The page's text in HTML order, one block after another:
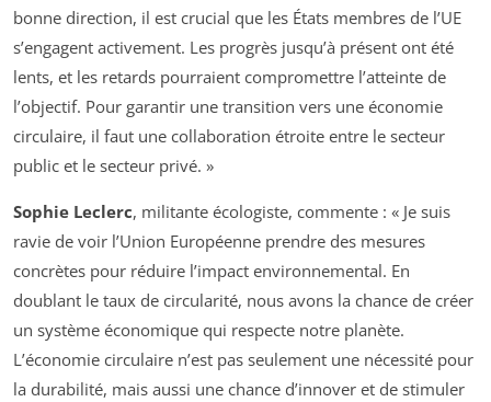
bonne direction, il est crucial que les États membres de l’UE
s’engagent activement. Les progrès jusqu’à présent ont été
lents, et les retards pourraient compromettre l’atteinte de
l’objectif. Pour garantir une transition vers une économie
circulaire, il faut une collaboration étroite entre le secteur
public et le secteur privé. »
Sophie Leclerc, militante écologiste, commente : « Je suis
ravie de voir l’Union Européenne prendre des mesures
concrètes pour réduire l’impact environnemental. En
doublant le taux de circularité, nous avons la chance de créer
un système économique qui respecte notre planète.
L’économie circulaire n’est pas seulement une nécessité pour
la durabilité, mais aussi une chance d’innover et de stimuler